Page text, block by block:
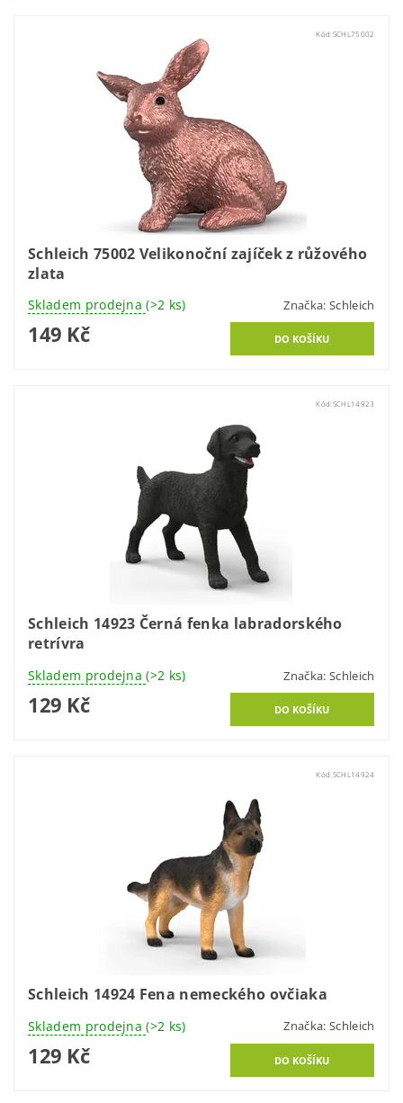
Kód: SCHL75002
Schleich 75002 Velikonoční zajíček z růžového
zlata
Skladem prodejna(>2 ks) Značka: Schleich
149 Kč
Kód:SCHL14923
Schleich 14923 Černá fenka labradorského
retrívra
Skladem prodejna(>2 ks) Značka: Schleich
129 Kč
Kód: SCHL14924
Schleich 14924 Fena nemeckého ovčiaka
Skladem prodejna(>2 ks) Značka: Schleich
129 Kč